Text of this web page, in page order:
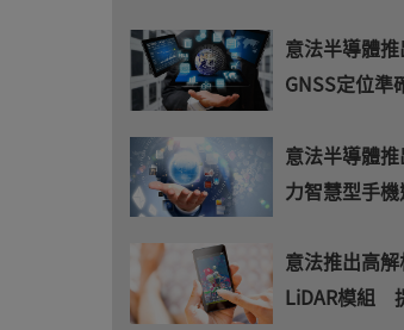
意法半導體
GNSS定位準
意法半導體
力智慧型手
意法推出高
LiDAR模組